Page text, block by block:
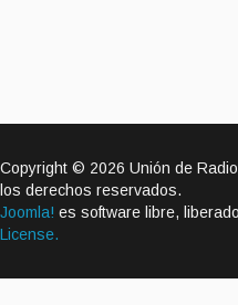
Copyright © 2026 Unión de
los derechos reservados.
Joomla! es software libre,
License.